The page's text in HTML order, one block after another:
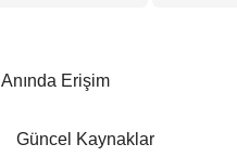
Anında Erişim
Güncel Kaynaklar